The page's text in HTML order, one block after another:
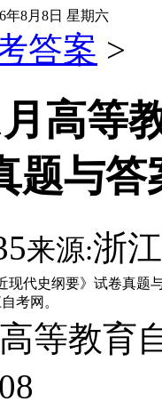
年8月8日 星期六
答案 >
高等
题与答
来源:浙
现代史纲要》试卷真
考网。
等教育